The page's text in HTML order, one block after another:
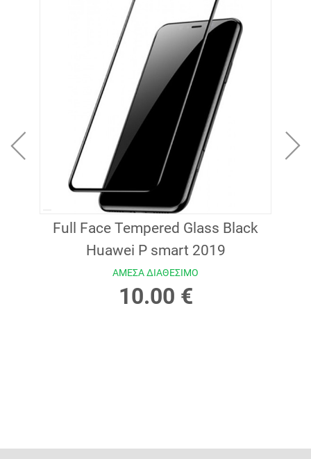
Full Face Tempered Glass Black
Huawei P smart 2019
ΑΜΕΣΑ ΔΙΑΘΕΣΙΜΟ
10.00 €